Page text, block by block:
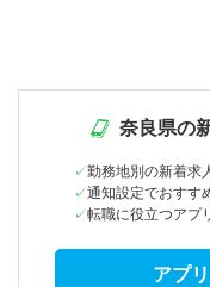
奈良県の
勤務地別の新着求
通知設定でおすす
転職に役立つアプ
アプ